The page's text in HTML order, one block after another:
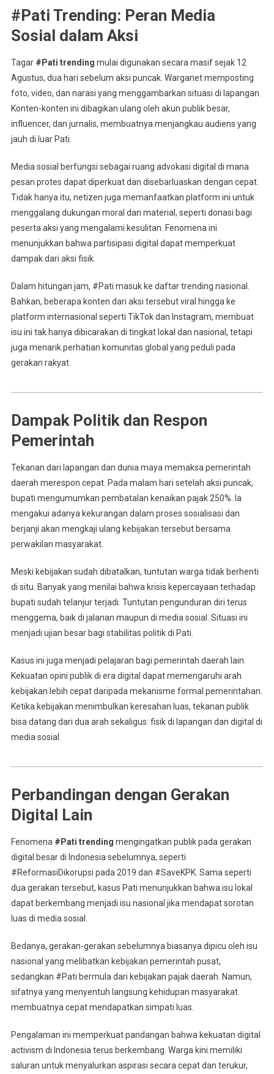
#Pati Trending: Peran Media
Sosial dalam Aksi
Tagar #Pati trending mulai digunakan secara masif sejak 12
Agustus, dua hari sebelum aksi puncak. Warganet memposting
foto, video, dan narasi yang menggambarkan situasi di lapangan.
Konten-konten ini dibagikan ulang oleh akun publik besar,
influencer, dan jurnalis, membuatnya menjangkau audiens yang
jauh di luar Pati.
Media sosial berfungsi sebagai ruang advokasi digital di mana
pesan protes dapat diperkuat dan disebarluaskan dengan cepat.
Tidak hanya itu, netizen juga memanfaatkan platform ini untuk
menggalang dukungan moral dan material, seperti donasi bagi
peserta aksi yang mengalami kesulitan. Fenomena ini
menunjukkan bahwa partisipasi digital dapat memperkuat
dampak dari aksi fisik.
Dalam hitungan jam, #Pati masuk ke daftar trending nasional.
Bahkan, beberapa konten dari aksi tersebut viral hingga ke
platform internasional seperti TikTok dan Instagram, membuat
isu ini tak hanya dibicarakan di tingkat lokal dan nasional, tetapi
juga menarik perhatian komunitas global yang peduli pada
gerakan rakyat.
Dampak Politik dan Respon
Pemerintah
Tekanan dari lapangan dan dunia maya memaksa pemerintah
daerah merespon cepat. Pada malam hari setelah aksi puncak,
bupati mengumumkan pembatalan kenaikan pajak 250%. Ia
mengakui adanya kekurangan dalam proses sosialisasi dan
berjanji akan mengkaji ulang kebijakan tersebut bersama
perwakilan masyarakat.
Meski kebijakan sudah dibatalkan, tuntutan warga tidak berhenti
di situ. Banyak yang menilai bahwa krisis kepercayaan terhadap
bupati sudah telanjur terjadi. Tuntutan pengunduran diri terus
menggema, baik di jalanan maupun di media sosial. Situasi ini
menjadi ujian besar bagi stabilitas politik di Pati.
Kasus ini juga menjadi pelajaran bagi pemerintah daerah lain.
Kekuatan opini publik di era digital dapat memengaruhi arah
kebijakan lebih cepat daripada mekanisme formal pemerintahan.
Ketika kebijakan menimbulkan keresahan luas, tekanan publik
bisa datang dari dua arah sekaligus: fisik di lapangan dan digital di
media sosial.
Perbandingan dengan Gerakan
Digital Lain
Fenomena #Pati trending mengingatkan publik pada gerakan
digital besar di Indonesia sebelumnya, seperti
#ReformasiDikorupsi pada 2019 dan #SaveKPK. Sama seperti
dua gerakan tersebut, kasus Pati menunjukkan bahwa isu lokal
dapat berkembang menjadi isu nasional jika mendapat sorotan
luas di media sosial.
Bedanya, gerakan-gerakan sebelumnya biasanya dipicu oleh isu
nasional yang melibatkan kebijakan pemerintah pusat,
sedangkan #Pati bermula dari kebijakan pajak daerah. Namun,
sifatnya yang menyentuh langsung kehidupan masyarakat
membuatnya cepat mendapatkan simpati luas.
Pengalaman ini memperkuat pandangan bahwa kekuatan digital
activism di Indonesia terus berkembang. Warga kini memiliki
saluran untuk menyalurkan aspirasi secara cepat dan terukur,